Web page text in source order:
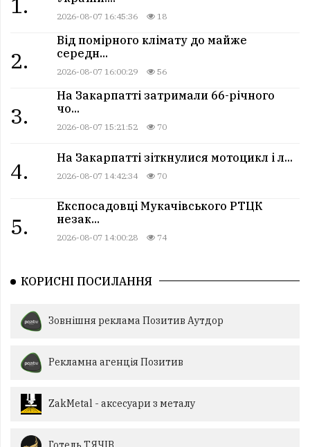
2026-08-07 16:45:36 18
2.
Від помірного клімату до майже
середн...
2026-08-07 16:00:29 56
3.
На Закарпатті затримали 66-річного
чо...
2026-08-07 15:21:52 70
4.
На Закарпатті зіткнулися мотоцикл і л...
2026-08-07 14:42:34 70
5.
Експосадовці Мукачівського РТЦК
незак...
2026-08-07 14:00:28 74
КОРИСНІ ПОСИЛАННЯ
Зовнішня реклама Позитив Аутдор
Рекламна агенція Позитив
ZakMetal - аксесуари з металу